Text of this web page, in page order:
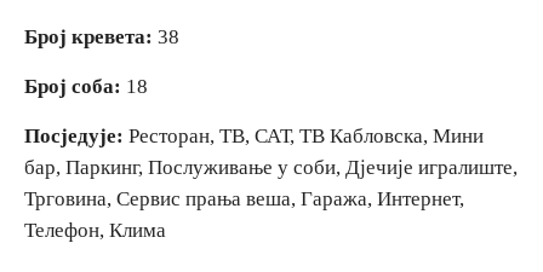
Културни туризам
Гастрономија
Лов и риболов
Сеоски туризам
Број кревета: 38
Број соба: 18
Посједује: Ресторан, ТВ, САТ, ТВ Кабловска, Мини
бар, Паркинг, Послуживање у соби, Дјечије игралиште,
Трговина, Сервис прања веша, Гаража, Интернет,
Телефон, Клима
Културни туризам
Гастрономија
Лов и риболов
Сеоски туризам